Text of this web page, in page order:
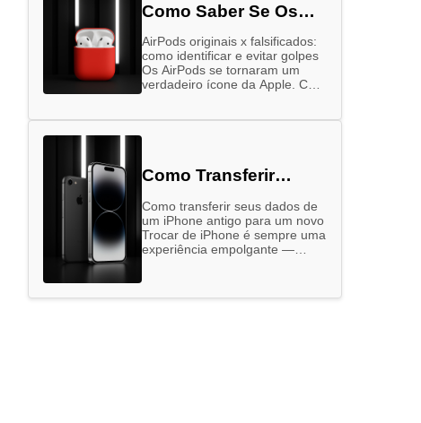
Como Saber Se Os
AirPods originais x falsificados:
como identificar e evitar golpes
Os AirPods se tornaram um
verdadeiro ícone da Apple. Com
Como Transferir
Antigo Para O Novo
Como transferir seus dados de
um iPhone antigo para um novo
Trocar de iPhone é sempre uma
experiência empolgante —